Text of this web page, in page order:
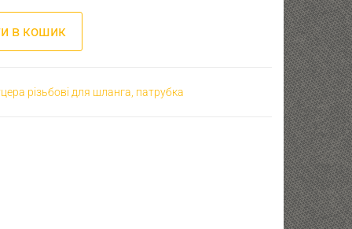
в кошик
різьбові для шланга, патрубка